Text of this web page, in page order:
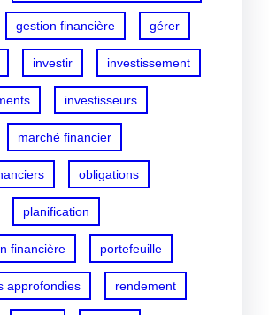
gestion financière gérer
investir investissement
investisseurs
marché financier
obligations
planification
financière portefeuille
approfondies rendement